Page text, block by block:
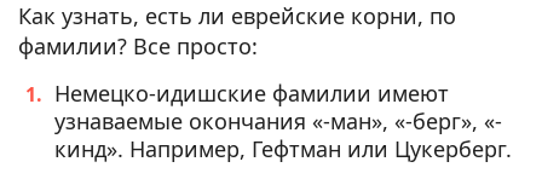
Как узнать, есть ли еврейские корни, по
фамилии? Все просто:
Немецко-идишские фамилии имеют
узнаваемые окончания «-ман», «-берг», «-
кинд». Например, Гефтман или Цукерберг.